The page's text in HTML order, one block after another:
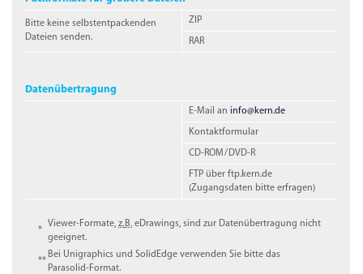
Bitte keine selbstentpackenden
Dateien senden.
ZIP
RAR
Datenübertragung
E-Mail aninfo@kern.de
Kontaktformular
CD-ROM/ DVD-R
FTP überftp.kern.de
(Zugangsdaten bitte erfragen)
*
Viewer-Formate,z. B. eDrawings, sind zur Datenübertragung nicht
geeignet.
**
Bei Unigraphics und SolidEdge verwenden Sie bitte das
Parasolid-Format.